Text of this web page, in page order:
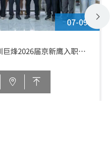
07-09
烽2026届京新鹰入职欢